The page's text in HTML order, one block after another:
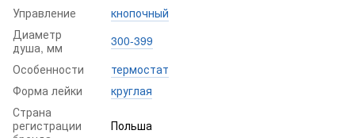
Управление
кнопочный
Диаметр
душа, мм
300-399
Особенности
термостат
Форма лейки
круглая
Страна
регистрации
Польша